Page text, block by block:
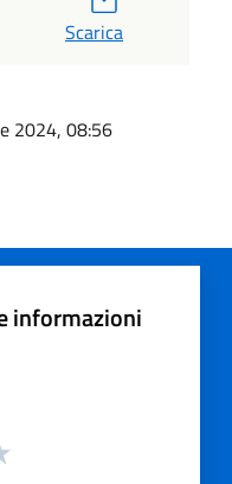
Scarica
2024, 08:56
informazioni